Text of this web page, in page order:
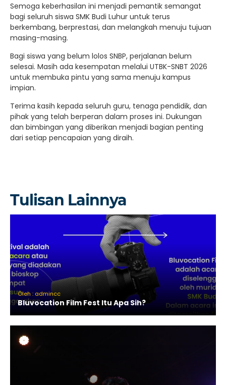
Semoga keberhasilan ini menjadi pemantik semangat
bagi seluruh siswa SMK Budi Luhur untuk terus
berkembang, berprestasi, dan melangkah menuju tujuan
masing-masing.
Bagi siswa yang belum lolos SNBP, perjalanan belum
selesai. Masih ada kesempatan melalui UTBK-SNBT 2026
untuk membuka pintu yang sama menuju kampus
impian.
Terima kasih kepada seluruh guru, tenaga pendidik, dan
pihak yang telah berperan dalam proses ini. Dukungan
dan bimbingan yang diberikan menjadi bagian penting
dari setiap pencapaian yang diraih.
Tulisan Lainnya
Oleh : admincc
Bluvocation Film Fest Itu Apa Sih?